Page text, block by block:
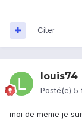
Citer
louis74
Posté(e) 5
moi de meme je